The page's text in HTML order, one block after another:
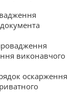
виконавчого
оскарження